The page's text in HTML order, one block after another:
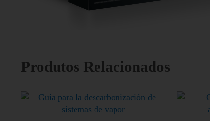
Produtos Relacionados